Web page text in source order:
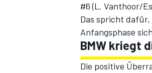
#6 (L. Vanthoor/
Das spricht dafür,
Anfangsphase
BMW kriegt
Die positive